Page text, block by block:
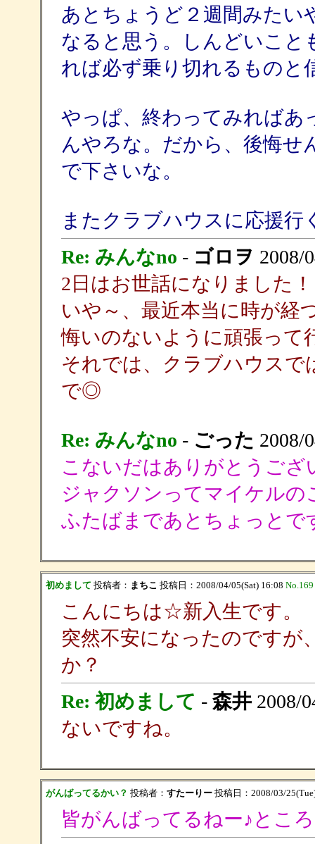
あとちょうど２週間みたい
なると思う。しんどいこと
れば必ず乗り切れるものと
やっぱ、終わってみればあ
んやろな。だから、後悔せ
で下さいな。
またクラブハウスに応援行
Re: みんなno - ゴロヲ 2008/
2日はお世話になりました！
いや～、最近本当に時が
悔いのないように頑張って
それでは、クラブハウスで
で◎
Re: みんなno - ごった 2008/
こないだはありがとうござ
ジャクソンってマイケル
ふたばまであとちょっとで
初めまして 投稿者： まちこ 投稿日：2008/04/05(Sat) 16:08 No.169
こんにちは☆新入生です。
突然不安になったのですが
か？
Re: 初めまして - 森井2008/
ないですね。
がんばってるかい？ 投稿者： すたーりー投稿日：2008/03/
皆がんばってるねー♪とこ